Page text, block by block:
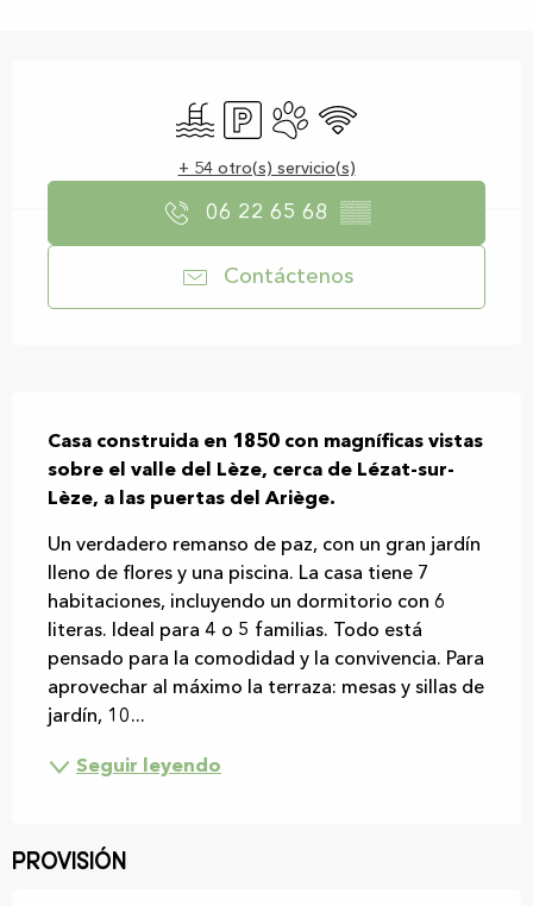
PiscinaAparcamiento
Se aceptan animales
Wifi
+ 54 otro(s) servicio(s)
06 22 65 68 ▒▒
Contáctenos
Casa construida en 1850 con magníficas vistas
sobre el valle del Lèze, cerca de Lézat-sur-
Lèze, a las puertas del Ariège.
Un verdadero remanso de paz, con un gran jardín
lleno de flores y una piscina. La casa tiene 7
habitaciones, incluyendo un dormitorio con 6
literas. Ideal para 4 o 5 familias. Todo está
pensado para la comodidad y la convivencia. Para
aprovechar al máximo la terraza: mesas y sillas de
jardín, 10...
Seguir leyendo
Provisión